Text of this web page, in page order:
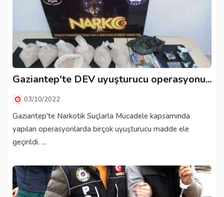
Gaziantep'te DEV uyuşturucu operasyonu...
03/10/2022
Gaziantep'te Narkotik Suçlarla Mücadele kapsamında
yapılan operasyonlarda birçok uyuşturucu madde ele
geçirildi. ...